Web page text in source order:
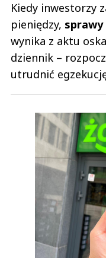
Kiedy inwestorzy
pieniędzy,
wynika z aktu
dziennik –
utrudnić